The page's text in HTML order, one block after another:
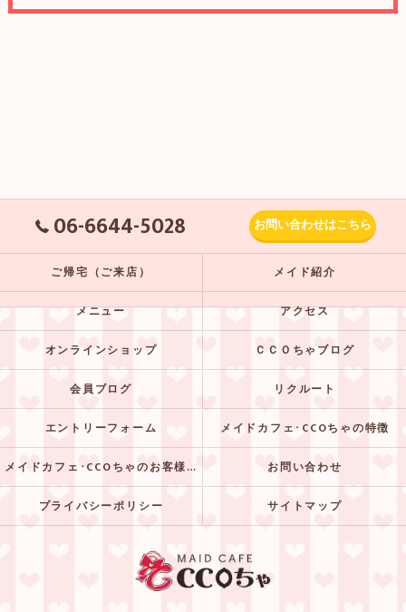
06-6644-5028 お問い合わせはこちら
ご帰宅（ご来店） メイド紹介
メニュー アクセス
オンラインショップ ＣＣＯちゃブログ
会員ブログ リクルート
エントリーフォーム メイドカフェ･CCOちゃの特徴
メイドカフェ･CCOちゃのお客様の声 お問い合わせ
プライバシーポリシー サイトマップ